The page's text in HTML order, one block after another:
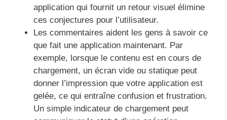
application qui fournit un retour visuel élimine
ces conjectures pour l’utilisateur.
Les commentaires aident les gens à savoir ce
que fait une application maintenant. Par
exemple, lorsque le contenu est en cours de
chargement, un écran vide ou statique peut
donner l’impression que votre application est
gelée, ce qui entraîne confusion et frustration.
Un simple indicateur de chargement peut